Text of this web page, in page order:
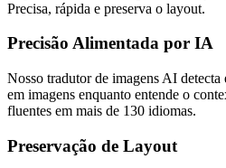
Precisa, rápida e preserva o layout.
Precisão Alimentada por IA
Nosso tradutor de imagens AI
em imagens enquanto entende o
fluentes em mais de 130 idiomas.
Preservação de Layout